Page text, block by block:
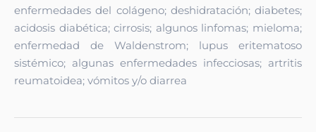
enfermedades del colágeno; deshidratación; diabetes;
acidosis diabética; cirrosis; algunos linfomas; mieloma;
enfermedad de Waldenstrom; lupus eritematoso
sistémico; algunas enfermedades infecciosas; artritis
reumatoidea; vómitos y/o diarrea